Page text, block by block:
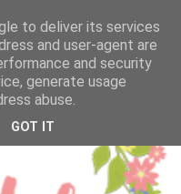
to deliver its services
and user-agent are
and security
generate usage
abuse.
GOT IT